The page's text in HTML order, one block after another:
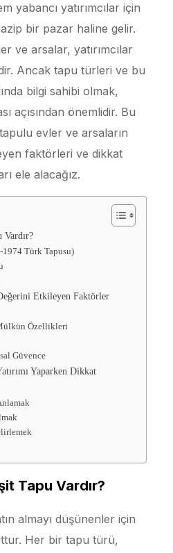
yabancı yatırımcılar için
bir pazar haline gelir.
ve arsalar, yatırımcılar
Ancak tapu türleri ve bu
bilgi sahibi olmak,
açısından önemlidir. Bu
evler ve arsaların
faktörleri ve dikkat
ele alacağız.
Vardır?
1974 Türk Tapusu)
Etkileyen Faktörler
Özellikleri
Güvence
Yaparken Dikkat
Tapu Vardır?
almayı düşünenler için
Her bir tapu türü,